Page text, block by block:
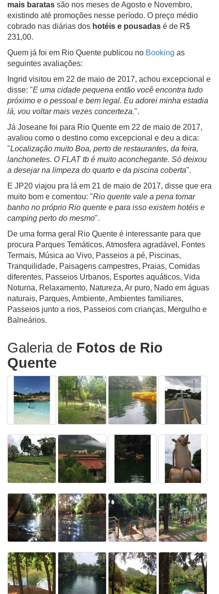
mais baratas são nos meses de Agosto e Novembro,
existindo até promoções nesse período. O preço médio
cobrado nas diárias dos hotéis e pousadas é de R$
231,00.
Quem já foi em Rio Quente publicou no Booking as
seguintes avaliações:
Ingrid visitou em 22 de maio de 2017, achou excepcional e
disse: "E uma cidade pequena então você encontra tudo
próximo e o pessoal e bem legal. Eu adorei minha estadia
lá, vou voltar mais vezes concerteza.".
Já Joseane foi para Rio Quente em 22 de maio de 2017,
avaliou como o destino como excepcional e deu a dica:
"Localização muito Boa, perto de restaurantes, da feira,
lanchonetes. O FLAT tb é muito aconchegante. Só deixou
a desejar na limpeza do quarto e da piscina coberta".
E JP20 viajou pra lá em 21 de maio de 2017, disse que era
muito bom e comentou: "Rio quente vale a pena tomar
banho no próprio Rio quente e para isso existem hotéis e
camping perto do mesmo".
De uma forma geral Rio Quente é interessante para que
procura Parques Temáticos, Atmosfera agradável, Fontes
Termais, Música ao Vivo, Passeios a pé, Piscinas,
Tranquilidade, Paisagens campestres, Praias, Comidas
diferentes, Passeios Urbanos, Esportes aquáticos, Vida
Noturna, Relaxamento, Natureza, Ar puro, Nado em águas
naturais, Parques, Ambiente, Ambientes familiares,
Passeios junto a rios, Passeios com crianças, Mergulho e
Balneários.
Galeria de Fotos de Rio
Quente